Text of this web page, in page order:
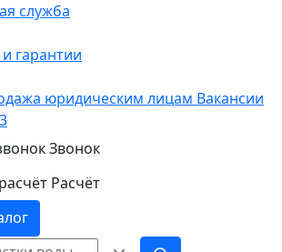
служба
гарантии
юридическим лицам Вакансии
Звонок
Расчёт